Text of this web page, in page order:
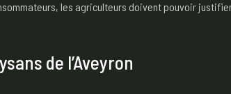
les agriculteurs doivent pouvoir
de l’Aveyron